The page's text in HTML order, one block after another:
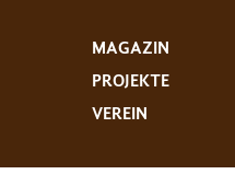
MAGAZIN
PROJEKTE
VEREIN